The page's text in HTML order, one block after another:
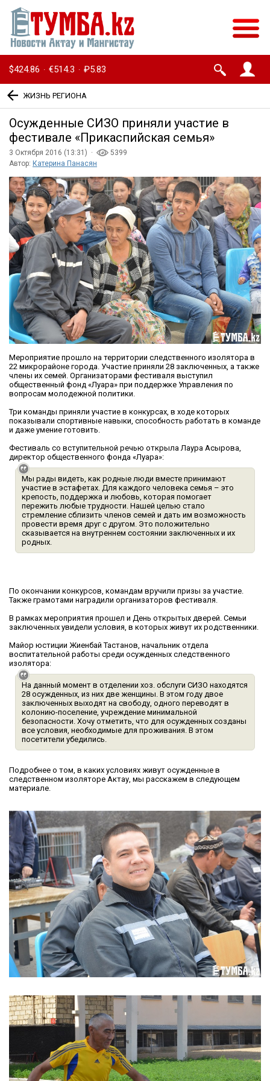
$424.86 · €514.3 · ₽5.83
ЖИЗНЬ РЕГИОНА
Осужденные СИЗО приняли участие в
фестивале «Прикаспийская семья»
3 Октября 2016 (13:31) ·
5399
Автор: Катерина Панасян
Мероприятие прошло на территории следственного изолятора в
22 микрорайоне города. Участие приняли 28 заключенных, а также
члены их семей. Организаторами фестиваля выступил
общественный фонд «Луара» при поддержке Управления по
вопросам молодежной политики.
Три команды приняли участие в конкурсах, в ходе которых
показывали спортивные навыки, способность работать в команде
и даже умение готовить.
Фестиваль со вступительной речью открыла Лаура Асырова,
директор общественного фонда «Луара»:
Мы рады видеть, как родные люди вместе принимают
участие в эстафетах. Для каждого человека семья – это
крепость, поддержка и любовь, которая помогает
пережить любые трудности. Нашей целью стало
стремление сблизить членов семей и дать им возможность
провести время друг с другом. Это положительно
сказывается на внутреннем состоянии заключенных и их
родных.
По окончании конкурсов, командам вручили призы за участие.
Также грамотами наградили организаторов фестиваля.
В рамках мероприятия прошел и День открытых дверей. Семьи
заключенных увидели условия, в которых живут их родственники.
Майор юстиции Жиенбай Тастанов, начальник отдела
воспитательной работы среди осужденных следственного
изолятора:
На данный момент в отделении хоз. обслуги СИЗО находятся
28 осужденных, из них две женщины. В этом году двое
заключенных выходят на свободу, одного переводят в
колонию-поселение, учреждение минимальной
безопасности. Хочу отметить, что для осужденных созданы
все условия, необходимые для проживания. В этом
посетители убедились.
Подробнее о том, в каких условиях живут осужденные в
следственном изоляторе Актау, мы расскажем в следующем
материале.